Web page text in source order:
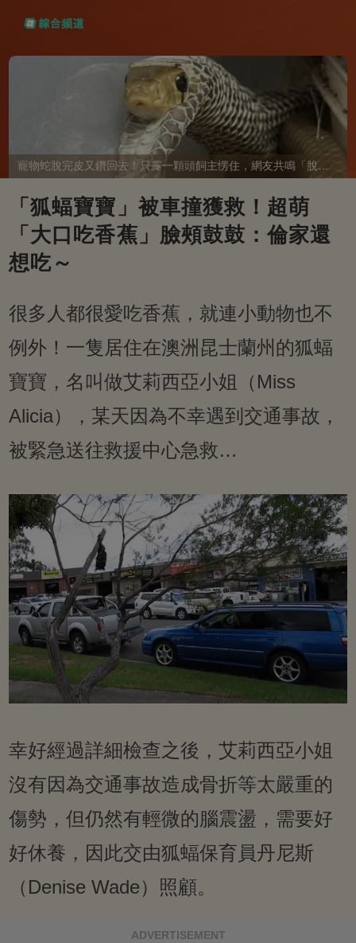
寵物蛇脫完皮又鑽回去！只露一顆頭飼主愣住，網友共鳴「脫完外套又覺得冷」
「狐蝠寶寶」被車撞獲救！超萌
「大口吃香蕉」臉頰鼓鼓：倫家還
想吃～
很多人都很愛吃香蕉，就連小動物也不
例外！一隻居住在澳洲昆士蘭州的狐蝠
寶寶，名叫做艾莉西亞小姐（Miss
Alicia），某天因為不幸遇到交通事故，
被緊急送往救援中心急救…
幸好經過詳細檢查之後，艾莉西亞小姐
沒有因為交通事故造成骨折等太嚴重的
傷勢，但仍然有輕微的腦震盪，需要好
好休養，因此交由狐蝠保育員丹尼斯
（Denise Wade）照顧。
ADVERTISEMENT